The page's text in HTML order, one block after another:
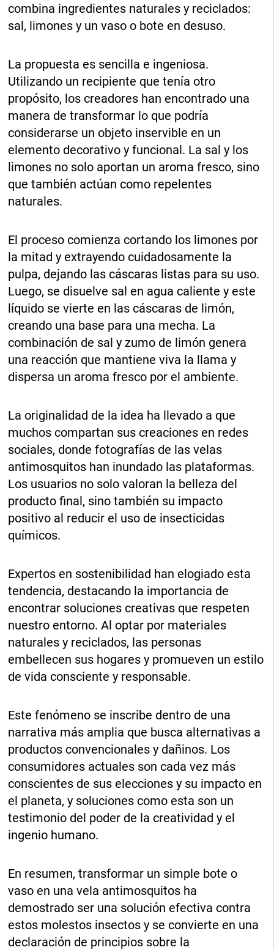
combina ingredientes naturales y reciclados:
sal, limones y un vaso o bote en desuso.
La propuesta es sencilla e ingeniosa.
Utilizando un recipiente que tenía otro
propósito, los creadores han encontrado una
manera de transformar lo que podría
considerarse un objeto inservible en un
elemento decorativo y funcional. La sal y los
limones no solo aportan un aroma fresco, sino
que también actúan como repelentes
naturales.
El proceso comienza cortando los limones por
la mitad y extrayendo cuidadosamente la
pulpa, dejando las cáscaras listas para su uso.
Luego, se disuelve sal en agua caliente y este
líquido se vierte en las cáscaras de limón,
creando una base para una mecha. La
combinación de sal y zumo de limón genera
una reacción que mantiene viva la llama y
dispersa un aroma fresco por el ambiente.
La originalidad de la idea ha llevado a que
muchos compartan sus creaciones en redes
sociales, donde fotografías de las velas
antimosquitos han inundado las plataformas.
Los usuarios no solo valoran la belleza del
producto final, sino también su impacto
positivo al reducir el uso de insecticidas
químicos.
Expertos en sostenibilidad han elogiado esta
tendencia, destacando la importancia de
encontrar soluciones creativas que respeten
nuestro entorno. Al optar por materiales
naturales y reciclados, las personas
embellecen sus hogares y promueven un estilo
de vida consciente y responsable.
Este fenómeno se inscribe dentro de una
narrativa más amplia que busca alternativas a
productos convencionales y dañinos. Los
consumidores actuales son cada vez más
conscientes de sus elecciones y su impacto en
el planeta, y soluciones como esta son un
testimonio del poder de la creatividad y el
ingenio humano.
En resumen, transformar un simple bote o
vaso en una vela antimosquitos ha
demostrado ser una solución efectiva contra
estos molestos insectos y se convierte en una
declaración de principios sobre la